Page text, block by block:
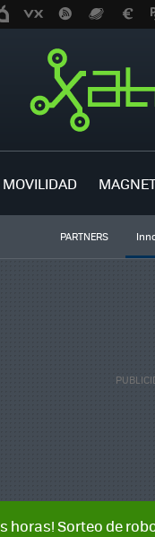
MOVILIDAD
PARTNERS
horas! Sorteo de